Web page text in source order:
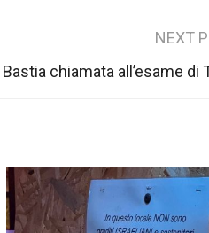
NEXT
chiamata all’esame di